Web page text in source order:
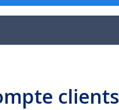
clients